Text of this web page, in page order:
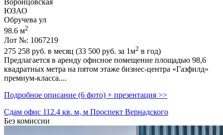
Воронцовская
ЮЗАО
Обручева ул
98.6 м2
Лот №: 1067219
275 258 руб. в месяц (33 500 руб. за 1м2 в год)
Предлагается в аренду офисное помещение площадью 98,­6
квадратных метра на пятом этаже бизнес-центра «Газфилд»
премиум-класса....
Подробное описание (6 фото) + презентация >>
Сдам офис 112.4 кв. м, м Проспект Вернадского
Без комиссии